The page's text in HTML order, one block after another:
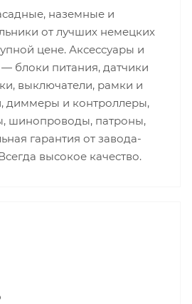
наземные и
от лучших немецких
цене. Аксессуары и
блоки питания, датчики
выключатели, рамки и
диммеры и контроллеры,
шинопроводы, патроны,
гарантия от завода-
высокое качество.